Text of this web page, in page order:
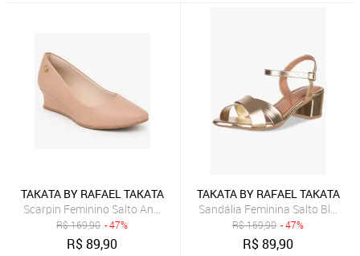
TAKATA BY RAFAEL TAKATA
Scarpin Feminino Salto Anabela Sandália Casual Takata Nude
R$169,90 - 47%
R$89,90
TAKATA BY RAFAEL TAKATA
Sandália Feminina Salto Bloco
R$169,90 - 47%
R$89,90